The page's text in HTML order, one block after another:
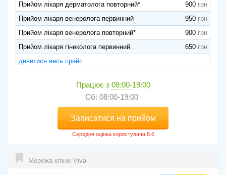
Прийом лікаря дерматолога повторний*
900
Прийом лікаря венеролога первинний
950
Прийом лікаря венеролога повторний*
900
Прийом лікаря гінеколога первинний
650
дивитися весь прайс
Працює з 08:00-19:00
Сб: 08:00-19:00
Записатися на прийом
Мережа клінік Viva